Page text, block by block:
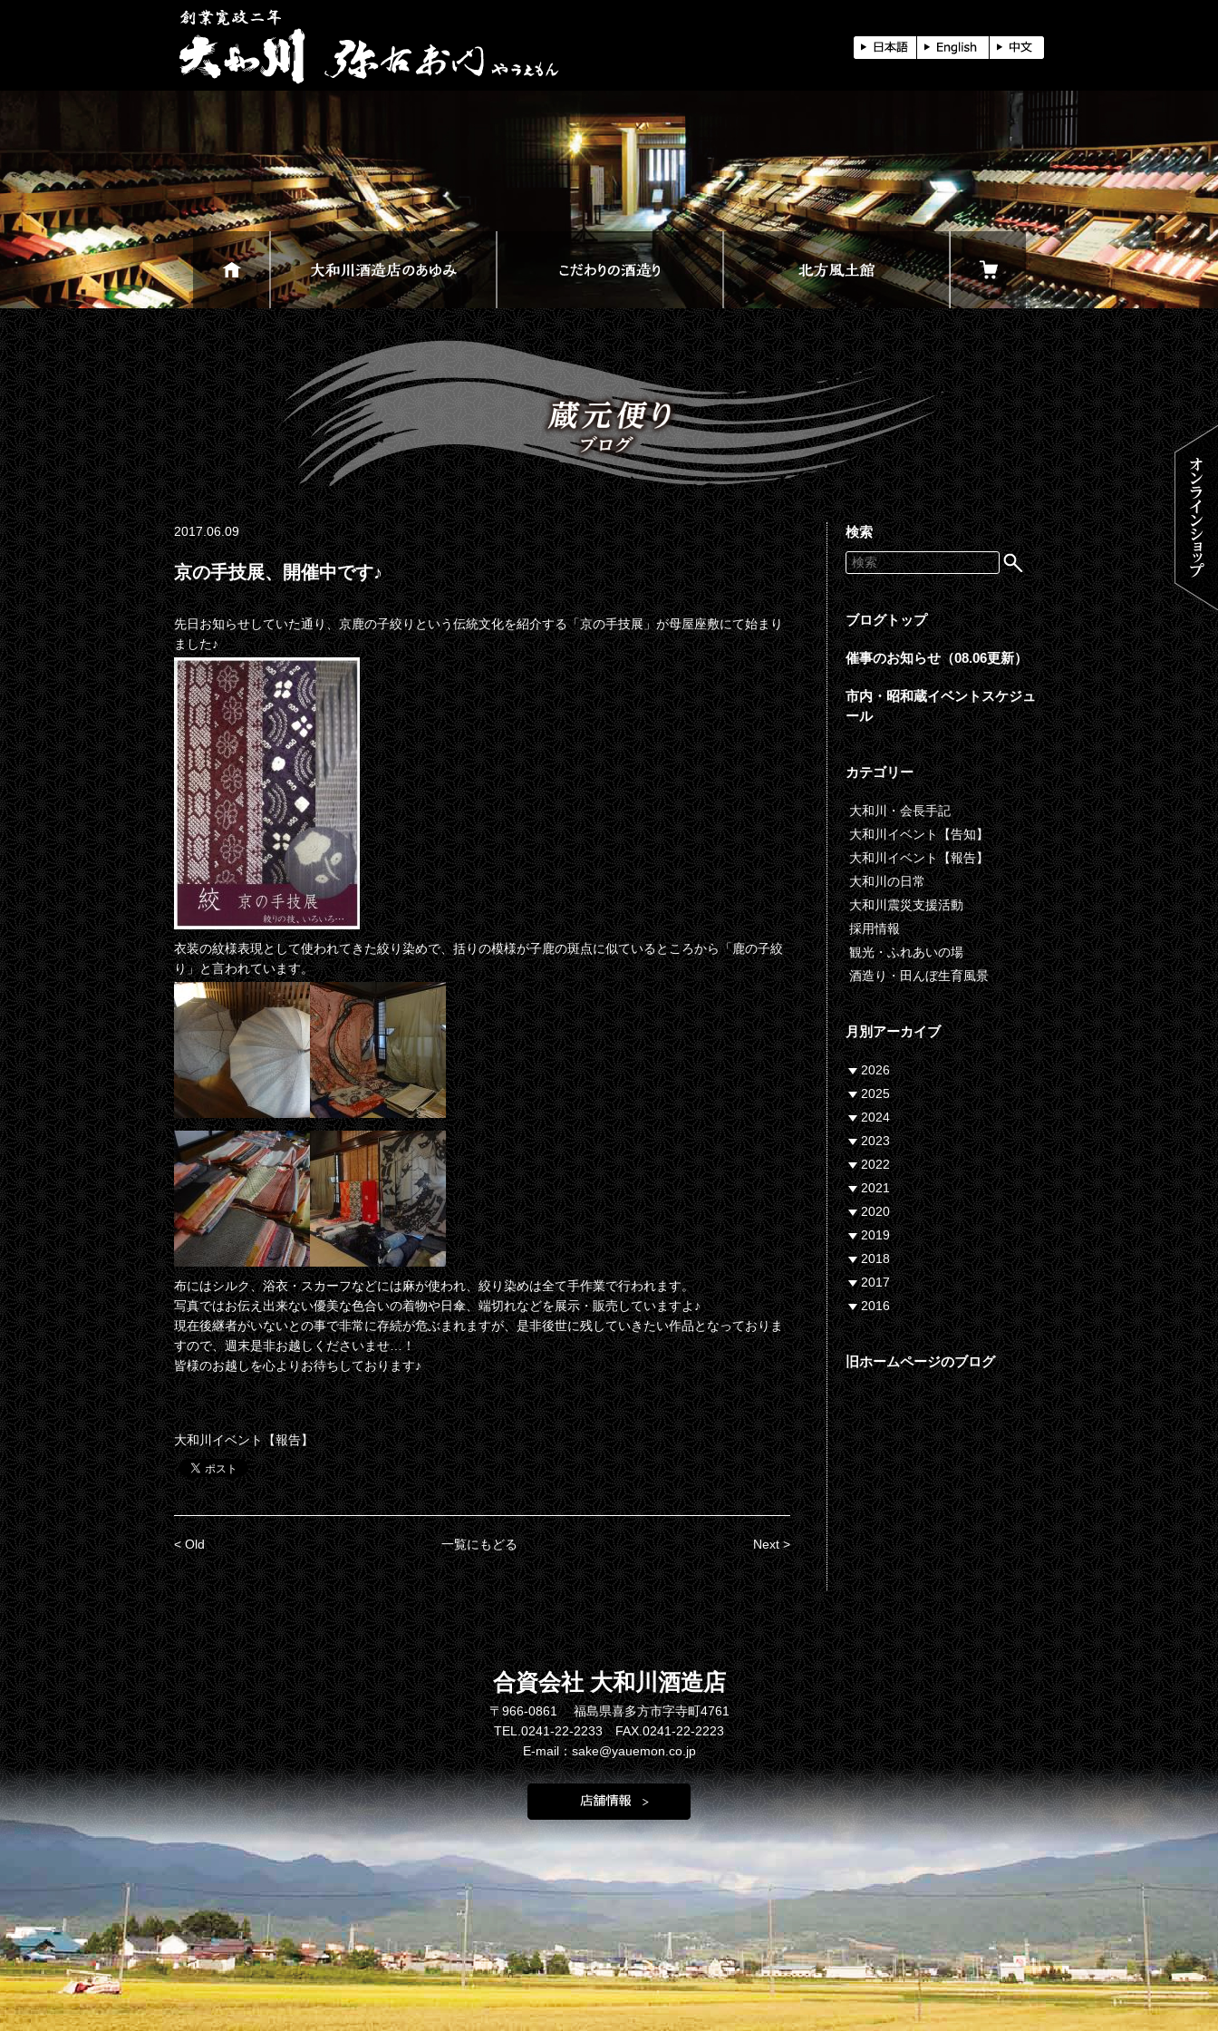
2017.06.09
京の手技展、開催中です♪
先日お知らせしていた通り、京鹿の子絞りという伝統文化を紹介する「京の手技展」が母屋座敷にて始まり
ました♪
衣装の紋様表現として使われてきた絞り染めで、括りの模様が子鹿の斑点に似ているところから「鹿の子絞
り」と言われています。
布にはシルク、浴衣・スカーフなどには麻が使われ、絞り染めは全て手作業で行われます。
写真ではお伝え出来ない優美な色合いの着物や日傘、端切れなどを展示・販売していますよ♪
現在後継者がいないとの事で非常に存続が危ぶまれますが、是非後世に残していきたい作品となっておりま
すので、週末是非お越しくださいませ…！
皆様のお越しを心よりお待ちしております♪
大和川イベント【報告】
< Old 一覧にもどる Next >
検索
ブログトップ
催事のお知らせ（08.06更新）
市内・昭和蔵イベントスケジュ
ール
カテゴリー
大和川・会長手記
大和川イベント【告知】
大和川イベント【報告】
大和川の日常
大和川震災支援活動
採用情報
観光・ふれあいの場
酒造り・田んぼ生育風景
月別アーカイブ
2026
2025
2024
2023
2022
2021
2020
2019
2018
2017
2016
旧ホームページのブログ
合資会社 大和川酒造店
〒966-0861 福島県喜多方市字寺町4761
TEL.0241-22-2233 FAX.0241-22-2223
E-mail：sake@yauemon.co.jp